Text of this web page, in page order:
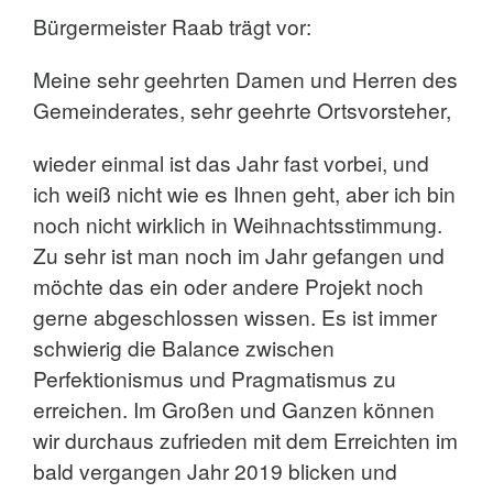
Bürgermeister Raab trägt vor:
Meine sehr geehrten Damen und Herren des
Gemeinderates, sehr geehrte Ortsvorsteher,
wieder einmal ist das Jahr fast vorbei, und
ich weiß nicht wie es Ihnen geht, aber ich bin
noch nicht wirklich in Weihnachtsstimmung.
Zu sehr ist man noch im Jahr gefangen und
möchte das ein oder andere Projekt noch
gerne abgeschlossen wissen. Es ist immer
schwierig die Balance zwischen
Perfektionismus und Pragmatismus zu
erreichen. Im Großen und Ganzen können
wir durchaus zufrieden mit dem Erreichten im
bald vergangen Jahr 2019 blicken und